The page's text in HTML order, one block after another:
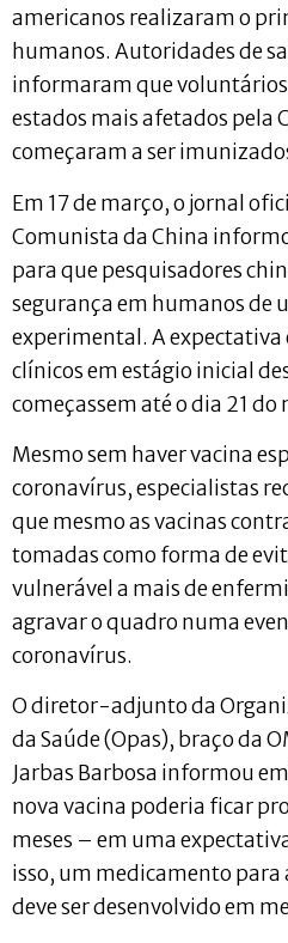
americanos realizaram o
humanos. Autoridades de
informaram que voluntários
estados mais afetados pela
começaram a ser
Em 17 de março, o jornal
Comunista da China
para que pesquisadores
segurança em humanos de
experimental. A expectativa
clínicos em estágio inicial
começassem até o dia 21 do
Mesmo sem haver vacina
coronavírus, especialistas
que mesmo as vacinas
tomadas como forma de
vulnerável a mais de
agravar o quadro numa
coronavírus.
O diretor-adjunto da
da Saúde (Opas), braço da
Jarbas Barbosa informou
nova vacina poderia ficar
meses – em uma
isso, um medicamento
deve ser desenvolvido em